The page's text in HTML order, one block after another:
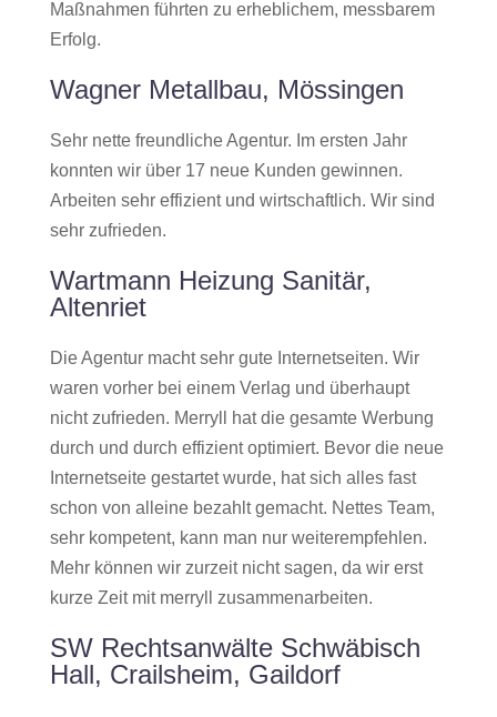
Maßnahmen führten zu erheblichem, messbarem
Erfolg.
Wagner Metallbau, Mössingen
Sehr nette freundliche Agentur. Im ersten Jahr
konnten wir über 17 neue Kunden gewinnen.
Arbeiten sehr effizient und wirtschaftlich. Wir sind
sehr zufrieden.
Wartmann Heizung Sanitär,
Altenriet
Die Agentur macht sehr gute Internetseiten. Wir
waren vorher bei einem Verlag und überhaupt
nicht zufrieden. Merryll hat die gesamte Werbung
durch und durch effizient optimiert. Bevor die neue
Internetseite gestartet wurde, hat sich alles fast
schon von alleine bezahlt gemacht. Nettes Team,
sehr kompetent, kann man nur weiterempfehlen.
Mehr können wir zurzeit nicht sagen, da wir erst
kurze Zeit mit merryll zusammenarbeiten.
SW Rechtsanwälte Schwäbisch
Hall, Crailsheim, Gaildorf